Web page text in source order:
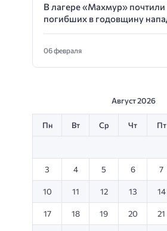
В лагере «Махмур» почтили
погибших в годовщину
06 февраля
Август 2026
Пн Вт Ср Чт Пт
3 4 5 6 7
10 11 12 13 14
17 18 19 20 21